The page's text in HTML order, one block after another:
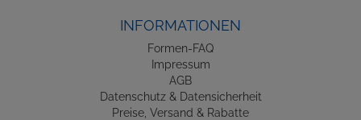
INFORMATIONEN
Formen-FAQ
Impressum
AGB
Datenschutz & Datensicherheit
Preise, Versand & Rabatte